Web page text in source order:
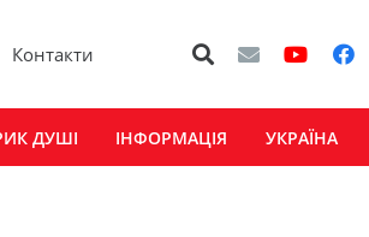
Контакти
ДУШІ ІНФОРМАЦІЯ УКРАЇНА